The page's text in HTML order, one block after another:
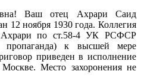
Ваш отец Ахрари Саид
12 ноября 1930 года. Коллегия
по ст.58-4 УК РСФСР
пропаганда) к высшей мере
приведен в исполнение
Место захоронения не